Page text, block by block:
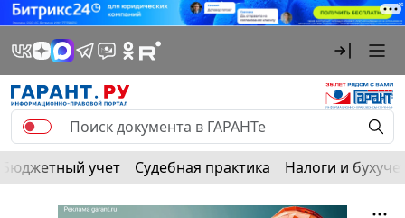
Бюджетный учет Судебная практика Налоги и